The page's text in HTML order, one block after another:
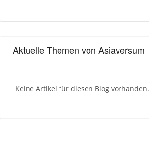
Aktuelle Themen von Asiaversum
Keine Artikel für diesen Blog vorhanden.